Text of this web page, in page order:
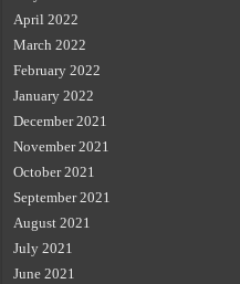
April 2022
March 2022
February 2022
January 2022
December 2021
November 2021
October 2021
September 2021
August 2021
July 2021
June 2021